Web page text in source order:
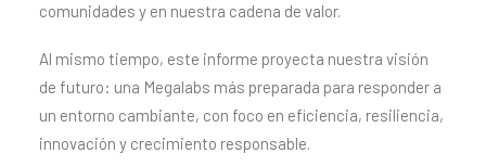
comunidades y en nuestra cadena de valor.
Al mismo tiempo, este informe proyecta nuestra visión
de futuro: una Megalabs más preparada para responder a
un entorno cambiante, con foco en eficiencia, resiliencia,
innovación y crecimiento responsable.